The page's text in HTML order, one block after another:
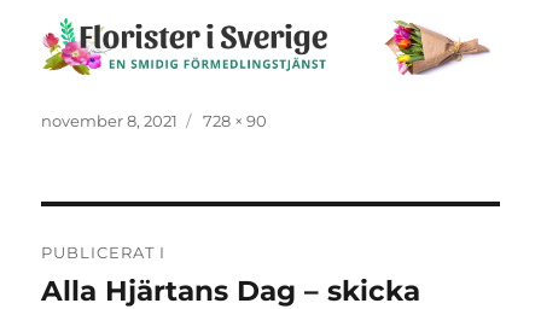
Publicerat
november 8, 2021
Full
728 × 90
PUBLICERAT I
Alla Hjärtans Dag – skicka